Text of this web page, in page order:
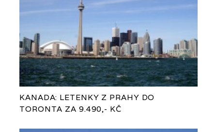
KANADA: LETENKY Z PRAHY DO
TORONTA ZA 9.490,- KČ